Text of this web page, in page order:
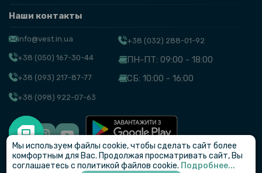
Наши контакты
info@vest.in.ua
+38 (050) 167-30-44
+38 (093) 217-87-77
+38 (098) 922-07-63
+38 (032) 288-01-92
ПН-ПТ: 09:00 - 18:00
СБ: 10:00 - 16:00
© VEST
Мы используем файлы cookie, чтобы сделать сайт более
комфортным для Вас. Продолжая просматривать сайт, Вы
соглашаетесь с политикой файлов cookie. Подробнее...